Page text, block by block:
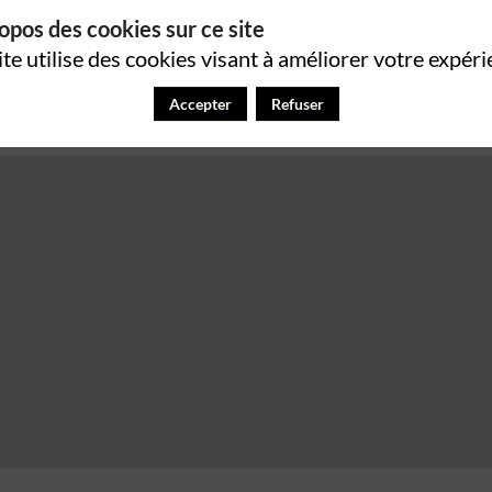
des cookies sur ce site
utilise des cookies visant à améliorer votre
Accepter Refuser